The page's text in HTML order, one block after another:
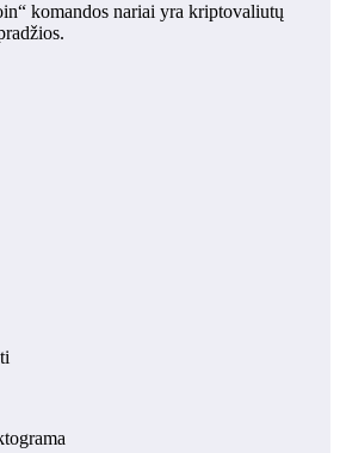
komandos nariai yra kriptovaliutų